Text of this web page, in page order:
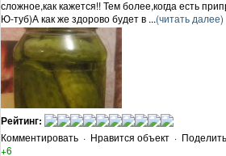
сложное,как кажется!! Тем более,когда есть
Ю-туб)А как же здорово будет в ...(читать далее)
Рейтинг:
Комментировать · Нравится объект ·
+6